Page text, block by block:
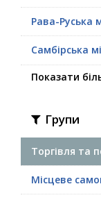
Рава-Руська
Самбірська
Показати
Групи
Торгівля та
Місцеве